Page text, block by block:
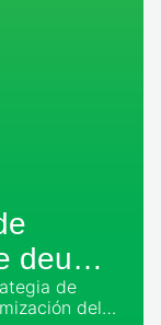
deuda
de
de
del